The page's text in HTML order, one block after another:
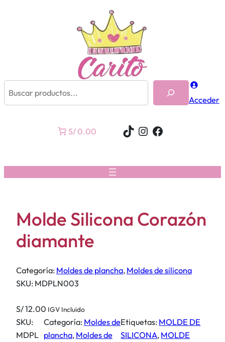
Acceder
S/ 0.00 TikTok
Instagram
Facebook
Molde Silicona Corazón
diamante
Categoría: Moldes de plancha, Moldes de silicona
SKU: MDPLN003
S/12.00 IGV Incluido
SKU:
MDPL
Categoría: Moldes de
plancha, Moldes de
Etiquetas: MOLDE DE
SILICONA, MOLDE